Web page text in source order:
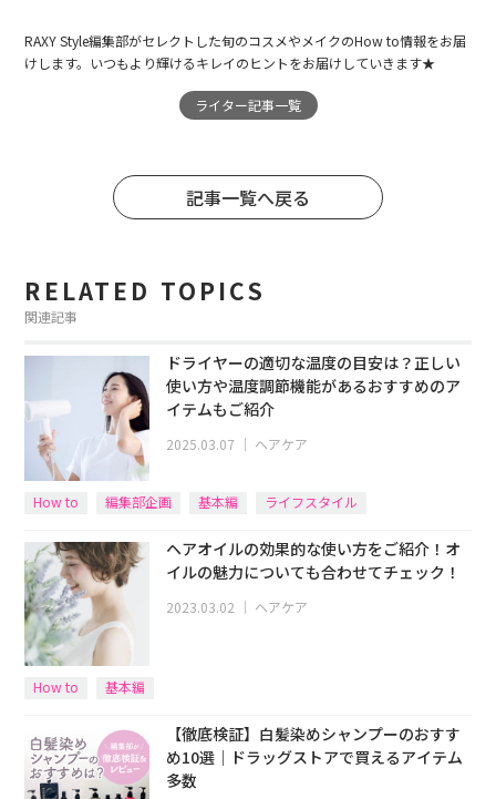
RAXY Style編集部がセレクトした旬のコスメやメイクのHow to情報をお届
けします。いつもより輝けるキレイのヒントをお届けしていきます★
ライター記事一覧
記事一覧へ戻る
RELATED TOPICS
関連記事
ドライヤーの適切な温度の目安は？正しい
使い方や温度調節機能があるおすすめのア
イテムもご紹介
2025.03.07 ｜ ヘアケア
How to 編集部企画 基本編 ライフスタイル
ヘアオイルの効果的な使い方をご紹介！オ
イルの魅力についても合わせてチェック！
2023.03.02 ｜ ヘアケア
How to 基本編
【徹底検証】白髪染めシャンプーのおすす
め10選｜ドラッグストアで買えるアイテム
多数